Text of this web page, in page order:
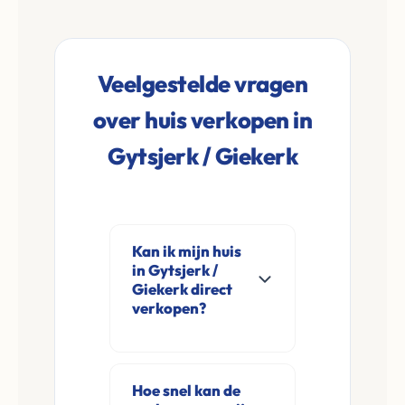
Veelgestelde vragen
over huis verkopen in
Gytsjerk / Giekerk
Kan ik mijn huis
in Gytsjerk /
Giekerk direct
verkopen?
direct aan in
Hoe snel kan de